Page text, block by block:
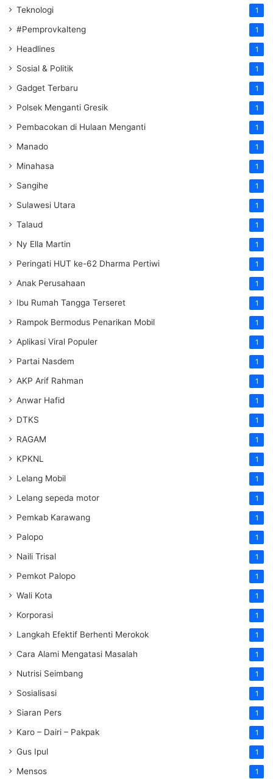
Teknologi 1
#Pemprovkalteng 1
Headlines 1
Sosial & Politik 1
Gadget Terbaru 1
Polsek Menganti Gresik 1
Pembacokan di Hulaan Menganti 1
Manado 1
Minahasa 1
Sangihe 1
Sulawesi Utara 1
Talaud 1
Ny Ella Martin 1
Peringati HUT ke-62 Dharma Pertiwi 1
Anak Perusahaan 1
Ibu Rumah Tangga Terseret 1
Rampok Bermodus Penarikan Mobil 1
Aplikasi Viral Populer 1
Partai Nasdem 1
AKP Arif Rahman 1
Anwar Hafid 1
DTKS 1
RAGAM 1
KPKNL 1
Lelang Mobil 1
Lelang sepeda motor 1
Pemkab Karawang 1
Palopo 1
Naili Trisal 1
Pemkot Palopo 1
Wali Kota 1
Korporasi 1
Langkah Efektif Berhenti Merokok 1
Cara Alami Mengatasi Masalah 1
Nutrisi Seimbang 1
Sosialisasi 1
Siaran Pers 1
Karo – Dairi – Pakpak 1
Gus Ipul 1
Mensos 1